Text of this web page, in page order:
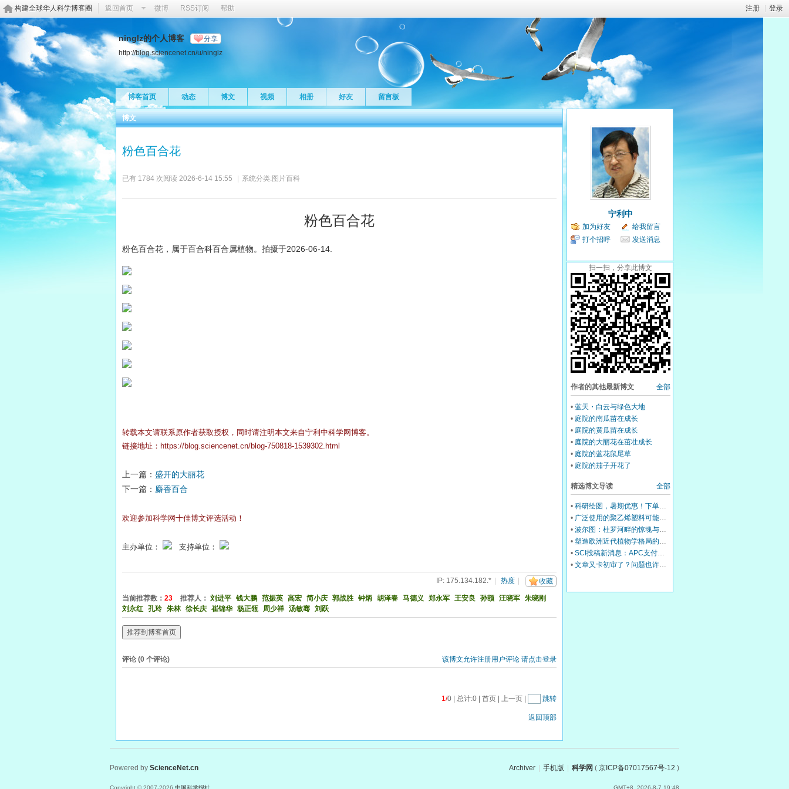
注册 登录
构建全球华人科学博客圈 返回首页 微博 RSS订阅 帮助
ninglz的个人博客 分享
http://blog.sciencenet.cn/u/ninglz
博客首页 动态 博文 视频 相册 好友 留言板
博文
粉色百合花
已有 1784 次阅读 2026-6-14 15:55 系统分类:图片百科
粉色百合花
粉色百合花，属于百合科百合属植物。拍摄于2026-06-14.
转载本文请联系原作者获取授权，同时请注明本文来自宁利中科学网博客。
链接地址： https://blog.sciencenet.cn/blog-750818-1539302.html
上一篇： 盛开的大丽花
下一篇： 麝香百合
欢迎参加科学网十佳博文评选活动！
主办单位： 支持单位：
收藏
IP: 175.134.182.* | 热度 |
当前推荐数： 23 推荐人： 刘进平 钱大鹏 范振英 高宏 简小庆 郭战胜 钟炳 胡泽春 马德义 郑永军 王安良 孙颉 汪晓军 朱晓刚
刘永红 孔玲 朱林 徐长庆 崔锦华 杨正瓴 周少祥 汤敏骞 刘跃
推荐到博客首页
该博文允许注册用户评论 请点击登录
评论 (0 个评论)
1/0 | 总计:0 | 首页 | 上一页 | 跳转
返回顶部
宁利中
加为好友
给我留言
打个招呼
发送消息
扫一扫，分享此博文
全部
作者的其他最新博文
• 蓝天・白云与绿色大地
• 庭院的南瓜苗在成长
• 庭院的黄瓜苗在成长
• 庭院的大丽花在茁壮成长
• 庭院的蓝花鼠尾草
• 庭院的茄子开花了
全部
精选博文导读
• 科研绘图，暑期优惠！下单立减500元
• 广泛使用的聚乙烯塑料可能会损害你的肝脏
• 波尔图：杜罗河畔的惊魂与治愈
• 塑造欧洲近代植物学格局的马德里皇家植物园里程碑式园长
• SCI投稿新消息：APC支付服务再升级！
• 文章又卡初审了？问题也许在Cover Letter上，这份写作指南+模板拿好！
Archiver 手机版 科学网 ( 京ICP备07017567号-12 )
GMT+8, 2026-8-7 19:48
Powered by ScienceNet.cn
Copyright © 2007-2026 中国科学报社